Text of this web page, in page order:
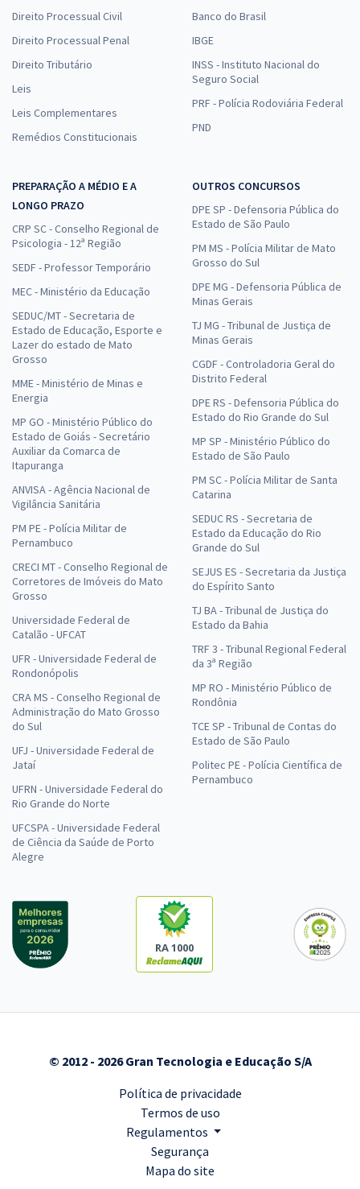
Direito Processual Civil
Direito Processual Penal
Direito Tributário
Leis
Leis Complementares
Remédios Constitucionais
Banco do Brasil
IBGE
INSS - Instituto Nacional do
Seguro Social
PRF - Polícia Rodoviária Federal
PND
PREPARAÇÃO A MÉDIO E A
LONGO PRAZO
CRP SC - Conselho Regional de
Psicologia - 12ª Região
SEDF - Professor Temporário
MEC - Ministério da Educação
SEDUC/MT - Secretaria de
Estado de Educação, Esporte e
Lazer do estado de Mato
Grosso
MME - Ministério de Minas e
Energia
MP GO - Ministério Público do
Estado de Goiás - Secretário
Auxiliar da Comarca de
Itapuranga
ANVISA - Agência Nacional de
Vigilância Sanitária
PM PE - Polícia Militar de
Pernambuco
CRECI MT - Conselho Regional de
Corretores de Imóveis do Mato
Grosso
Universidade Federal de
Catalão - UFCAT
UFR - Universidade Federal de
Rondonópolis
CRA MS - Conselho Regional de
Administração do Mato Grosso
do Sul
UFJ - Universidade Federal de
Jataí
UFRN - Universidade Federal do
Rio Grande do Norte
UFCSPA - Universidade Federal
de Ciência da Saúde de Porto
Alegre
OUTROS CONCURSOS
DPE SP - Defensoria Pública do
Estado de São Paulo
PM MS - Polícia Militar de Mato
Grosso do Sul
DPE MG - Defensoria Pública de
Minas Gerais
TJ MG - Tribunal de Justiça de
Minas Gerais
CGDF - Controladoria Geral do
Distrito Federal
DPE RS - Defensoria Pública do
Estado do Rio Grande do Sul
MP SP - Ministério Público do
Estado de São Paulo
PM SC - Polícia Militar de Santa
Catarina
SEDUC RS - Secretaria de
Estado da Educação do Rio
Grande do Sul
SEJUS ES - Secretaria da Justiça
do Espírito Santo
TJ BA - Tribunal de Justiça do
Estado da Bahia
TRF 3 - Tribunal Regional Federal
da 3ª Região
MP RO - Ministério Público de
Rondônia
TCE SP - Tribunal de Contas do
Estado de São Paulo
Politec PE - Polícia Científica de
Pernambuco
RA 1000
© 2012 - 2026 Gran Tecnologia e Educação S/A
Política de privacidade
Termos de uso
Regulamentos
Segurança
Mapa do site